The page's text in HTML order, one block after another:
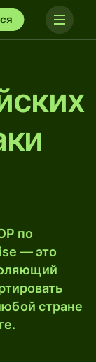
по
— это
стране